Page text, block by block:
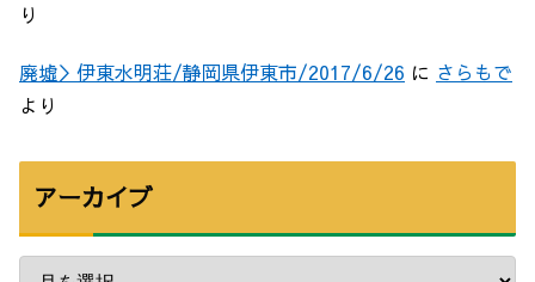
り
廃墟＞伊東水明荘/静岡県伊東市/2017/6/26 に さらもで
より
アーカイブ